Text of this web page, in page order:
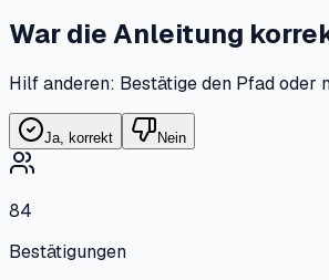
War die Anleitung
Hilf anderen: Bestätige den Pfad oder
Ja, korrekt Nein
84
Bestätigungen